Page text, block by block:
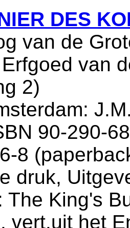
DES
van de
van
2)
90-290-
8
druk,
The King's
vert.uit het